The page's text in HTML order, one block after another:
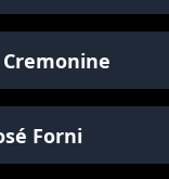
Cremonine
Forni